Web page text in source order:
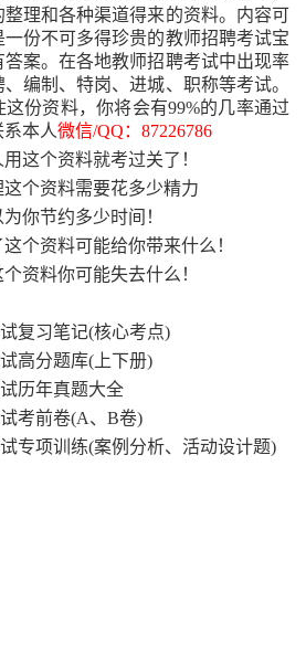
理和各种渠道得来的资料。内容可
份不可多得珍贵的教师招聘考试宝
案。在各地教师招聘考试中出现率
编制、特岗、进城、职称等考试。
份资料，你将会有99%的几率通过
本人微信/QQ：87226786
这个资料就考过关了！
个资料需要花多少精力
你节约多少时间！
个资料可能给你带来什么！
资料你可能失去什么！
复习笔记(核心考点)
高分题库(上下册)
历年真题大全
考前卷(A、B卷)
专项训练(案例分析、活动设计题)